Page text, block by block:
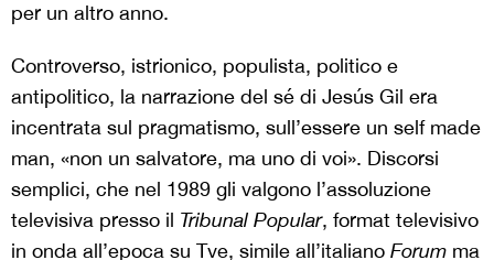
per un altro anno.
Controverso, istrionico, populista, politico e
antipolitico, la narrazione del sé di Jesús Gil era
incentrata sul pragmatismo, sull’essere un self made
man, «non un salvatore, ma uno di voi». Discorsi
semplici, che nel 1989 gli valgono l’assoluzione
televisiva presso il Tribunal Popular, format televisivo
in onda all’epoca su Tve, simile all’italiano Forum ma